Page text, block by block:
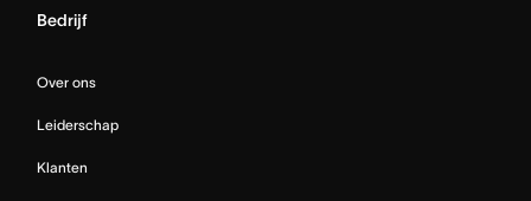
Bedrijf
Over ons
Leiderschap
Klanten